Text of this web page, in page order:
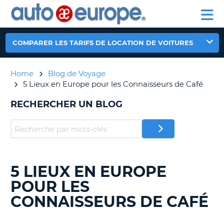
LOCATION
DE
VOITURES
CAMPING-
CAR
PARTENAIRE
SUPPORT
CLIENT
AUTO
EUROPE
LOCATION
DE
VOITURES
CAMPING-
CAR
PARTENAIRE
CLIENT
COMPTE
RÉSERVATION
CANADA
LANGUAGE
COMPARER LES TARIFS DE LOCATION DE VOITURES
Home
Blog de Voyage
5 Lieux en Europe pour les Connaisseurs de Café
RECHERCHER UN BLOG
RECHERCHER
DES
BLOGS......
5 LIEUX EN EUROPE
POUR LES
CONNAISSEURS DE CAFÉ